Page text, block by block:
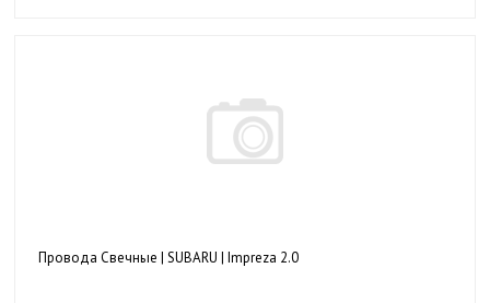
Провода Свечные | SUBARU | Impreza 2.0